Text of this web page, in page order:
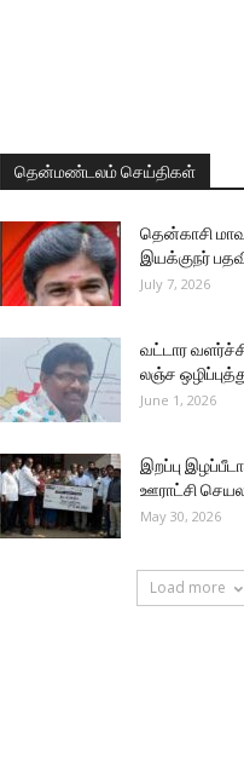
தென்மண்டலம் செய்திகள்
தென்காசி
இயக்குநர்
July 7, 2026
வட்டார
லஞ்ச
June 1, 2026
இறப்பு
ஊராட்சி
May 30, 2026
Load more